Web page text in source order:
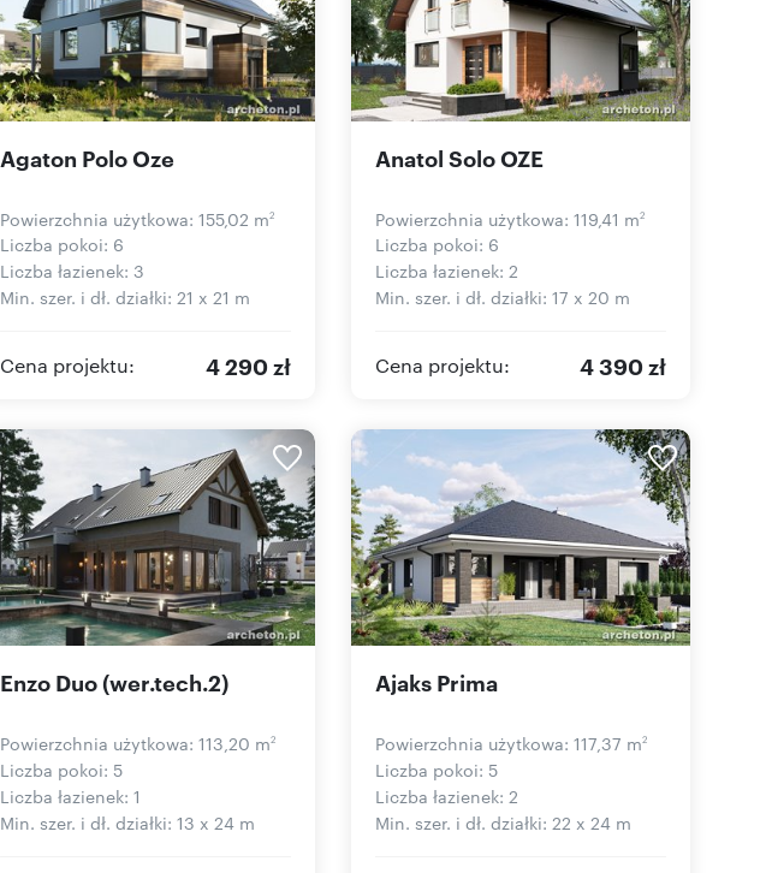
Agaton Polo Oze
Powierzchnia użytkowa: 155,02 m2
Liczba pokoi: 6
Liczba łazienek: 3
Min. szer. i dł. działki: 21 x 21 m
Cena projektu: 4 290 zł
Anatol Solo OZE
Powierzchnia użytkowa: 119,41 m2
Liczba pokoi: 6
Liczba łazienek: 2
Min. szer. i dł. działki: 17 x 20 m
Cena projektu: 4 390 zł
Enzo Duo (wer.tech.2)
Powierzchnia użytkowa: 113,20 m2
Liczba pokoi: 5
Liczba łazienek: 1
Min. szer. i dł. działki: 13 x 24 m
Ajaks Prima
Powierzchnia użytkowa: 117,37 m2
Liczba pokoi: 5
Liczba łazienek: 2
Min. szer. i dł. działki: 22 x 24 m